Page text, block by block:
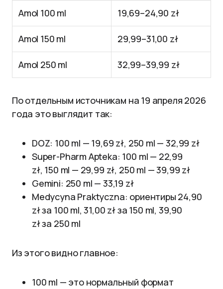
Amol 100 ml 19,69–24,90 zł
Amol 150 ml 29,99–31,00 zł
Amol 250 ml 32,99–39,99 zł
По отдельным источникам на 19 апреля 2026
года это выглядит так:
DOZ: 100 ml — 19,69 zł, 250 ml — 32,99 zł
Super-Pharm Apteka: 100 ml — 22,99
zł, 150 ml — 29,99 zł, 250 ml — 39,99 zł
Gemini: 250 ml — 33,19 zł
Medycyna Praktyczna: ориентиры 24,90
zł за 100 ml, 31,00 zł за 150 ml, 39,90
zł за 250 ml
Из этого видно главное:
100 ml — это нормальный формат